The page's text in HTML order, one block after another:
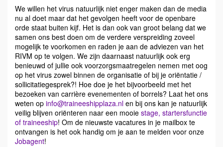
We willen het virus natuurlijk niet enger maken dan de media
nu al doet maar dat het gevolgen heeft voor de openbare
orde staat buiten kijf. Het is dan ook van groot belang dat we
samen ons best doen om de verdere verspreiding zoveel
mogelijk te voorkomen en raden je aan de adviezen van het
RIVM op te volgen. We zijn daarnaast natuurlijk ook erg
benieuwd of jullie ook voorzorgsmaatregelen nemen met oog
op het virus zowel binnen de organisatie of bij je oriëntatie /
sollicitatiegesprek?! Hoe doe je het bijvoorbeeld met het
bezoeken van carrière evenementen of borrels? Laat het ons
weten op info@traineeshipplaza.nl en bij ons kan je natuurlijk
veilig blijven oriënteren naar een mooie stage, startersfunctie
of traineeship! Om de nieuwste vacatures in je mailbox te
ontvangen is het ook handig om je aan te melden voor onze
Jobagent!